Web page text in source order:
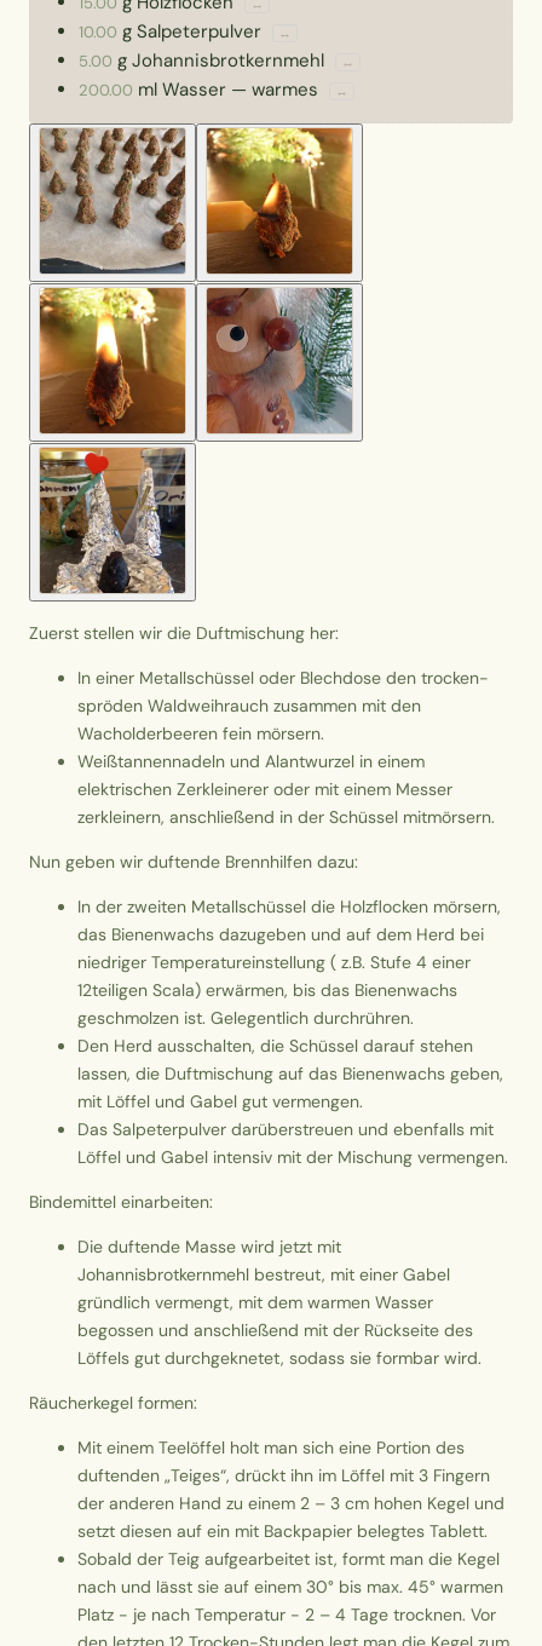
↔
10.00 g Salpeterpulver ↔
5.00 g Johannisbrotkernmehl ↔
200.00 ml Wasser — warmes ↔
Zuerst stellen wir die Duftmischung her:
In einer Metallschüssel oder Blechdose den trocken-
spröden Waldweihrauch zusammen mit den
Wacholderbeeren fein mörsern.
Weißtannennadeln und Alantwurzel in einem
elektrischen Zerkleinerer oder mit einem Messer
zerkleinern, anschließend in der Schüssel mitmörsern.
Nun geben wir duftende Brennhilfen dazu:
In der zweiten Metallschüssel die Holzflocken mörsern,
das Bienenwachs dazugeben und auf dem Herd bei
niedriger Temperatureinstellung ( z.B. Stufe 4 einer
12teiligen Scala) erwärmen, bis das Bienenwachs
geschmolzen ist. Gelegentlich durchrühren.
Den Herd ausschalten, die Schüssel darauf stehen
lassen, die Duftmischung auf das Bienenwachs geben,
mit Löffel und Gabel gut vermengen.
Das Salpeterpulver darüberstreuen und ebenfalls mit
Löffel und Gabel intensiv mit der Mischung vermengen.
Bindemittel einarbeiten:
Die duftende Masse wird jetzt mit
Johannisbrotkernmehl bestreut, mit einer Gabel
gründlich vermengt, mit dem warmen Wasser
begossen und anschließend mit der Rückseite des
Löffels gut durchgeknetet, sodass sie formbar wird.
Räucherkegel formen:
Mit einem Teelöffel holt man sich eine Portion des
duftenden „Teiges“, drückt ihn im Löffel mit 3 Fingern
der anderen Hand zu einem 2 – 3 cm hohen Kegel und
setzt diesen auf ein mit Backpapier belegtes Tablett.
Sobald der Teig aufgearbeitet ist, formt man die Kegel
nach und lässt sie auf einem 30° bis max. 45° warmen
Platz - je nach Temperatur - 2 – 4 Tage trocknen. Vor